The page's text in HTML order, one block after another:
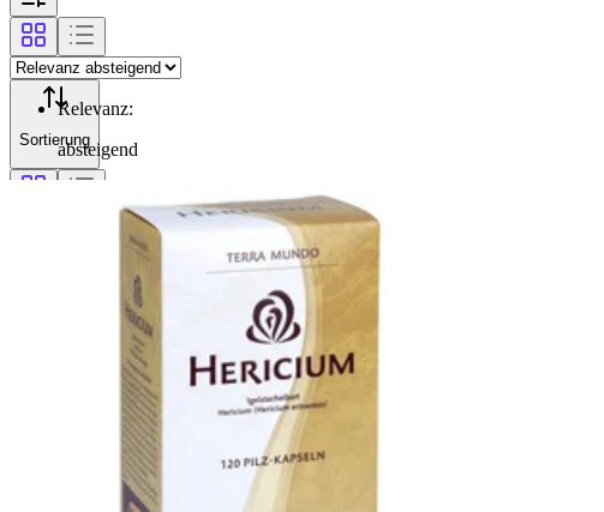
Sortierung
Relevanz:
absteigend